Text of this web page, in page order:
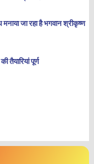
मनाया जा रहा है भगवान श्रीकृष्ण
तैयारियां पूर्ण